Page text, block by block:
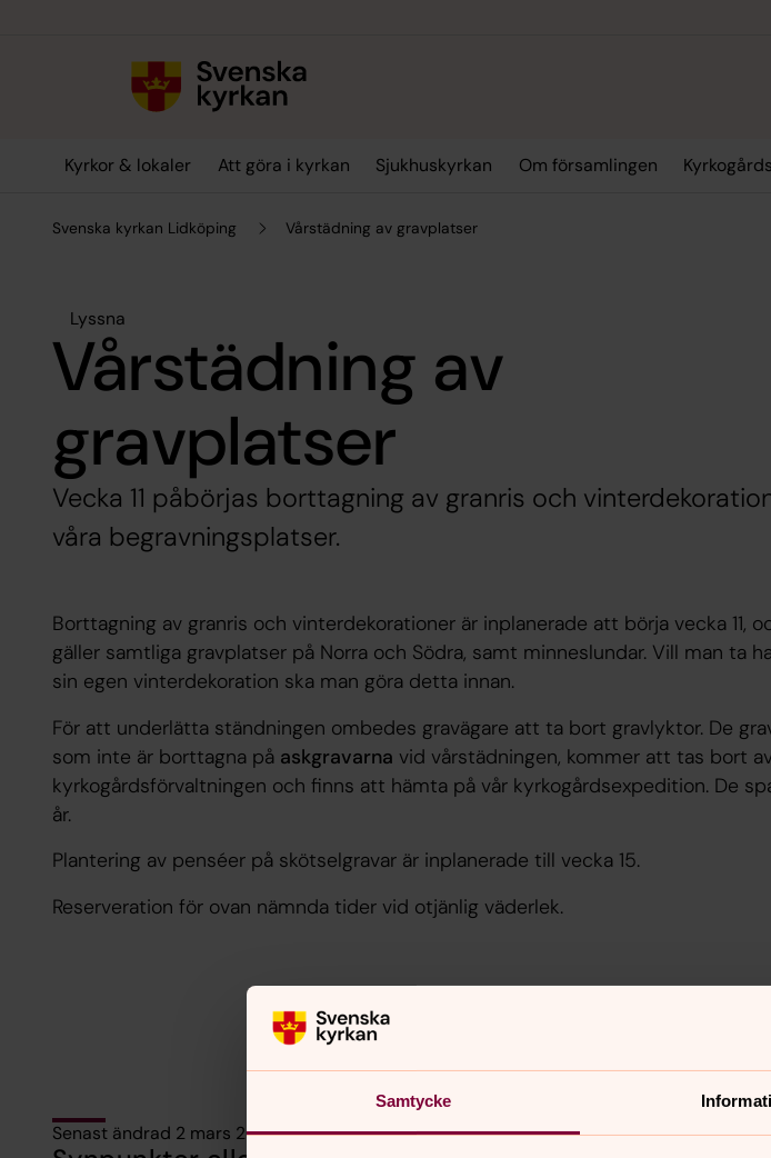
Samtycke
Kyrkor & lokaler Att göra i kyrkan Sjukhuskyrkan Om församlingen
Svenska kyrkan Lidköping Vårstädning av gravplatser
Lyssna
Vårstädning av
gravplatser
Vecka 11 påbörjas borttagning av granris och
våra begravningsplatser.
Borttagning av granris och vinterdekorationer är inplanerade att börja vecka 11,
gäller samtliga gravplatser på Norra och Södra, samt minneslundar. Vill man ta
sin egen vinterdekoration ska man göra detta innan.
För att underlätta ständningen ombedes gravägare att ta bort gravlyktor. De
som inte är borttagna på askgravarna vid vårstädningen, kommer att tas bort
kyrkogårdsförvaltningen och finns att hämta på vår kyrkogårdsexpedition. De
år.
Plantering av penséer på skötselgravar är inplanerade till vecka 15.
Reserveration för ovan nämnda tider vid otjänlig väderlek.
Senast ändrad 2 mars 2026